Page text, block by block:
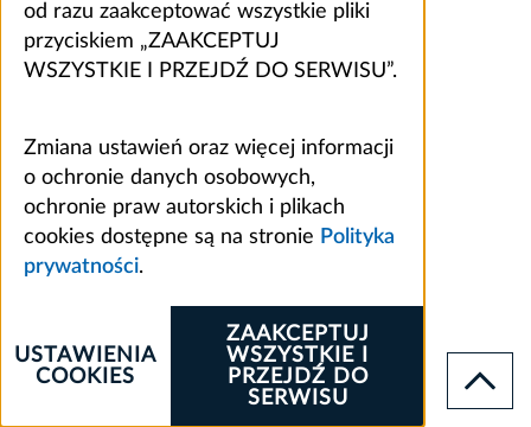
od razu zaakceptować wszystkie pliki
przyciskiem „ZAAKCEPTUJ
WSZYSTKIE I PRZEJDŹ DO SERWISU”.
Zmiana ustawień oraz więcej informacji
o ochronie danych osobowych,
ochronie praw autorskich i plikach
cookies dostępne są na stronie Polityka
prywatności.
ZAAKCEPTUJ
WSZYSTKIE I
PRZEJDŹ DO
SERWISU
USTAWIENIA
COOKIES